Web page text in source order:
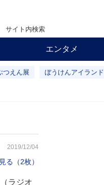
サイト内検索
エンタメ
つえん展 ぼうけんアイランド
2019/12/04
る（2枚）
ラジオ